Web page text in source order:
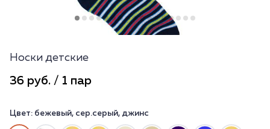
Носки детские
36 руб. / 1 пар
Цвет: бежевый, сер.серый, джинс